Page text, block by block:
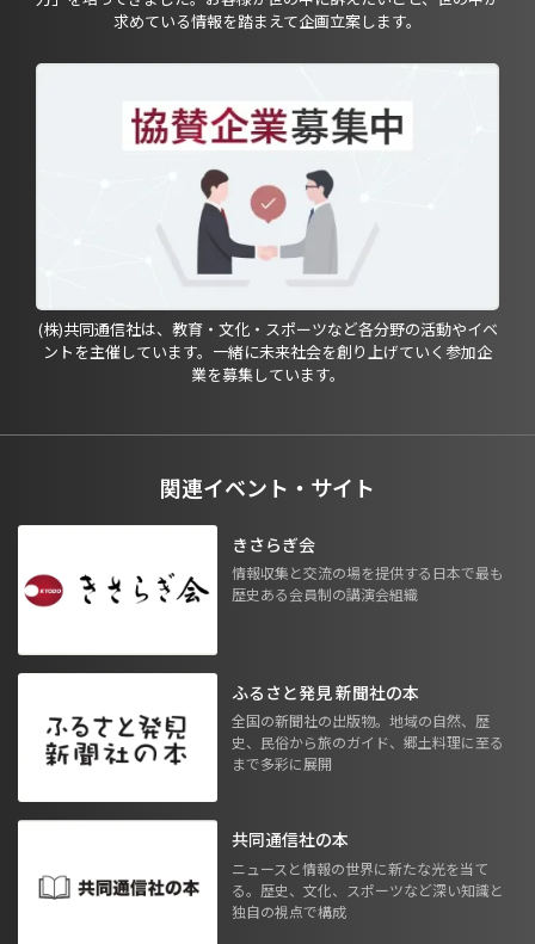
求めている情報を踏まえて企画立案します。
(株)共同通信社は、教育・文化・スポーツなど各分野の活動やイベ
ントを主催しています。一緒に未来社会を創り上げていく参加企
業を募集しています。
関連イベント・サイト
きさらぎ会
情報収集と交流の場を提供する日本で最も
歴史ある会員制の講演会組織
ふるさと発見 新聞社の本
全国の新聞社の出版物。地域の自然、歴
史、民俗から旅のガイド、郷土料理に至る
まで多彩に展開
共同通信社の本
ニュースと情報の世界に新たな光を当て
る。歴史、文化、スポーツなど深い知識と
独自の視点で構成